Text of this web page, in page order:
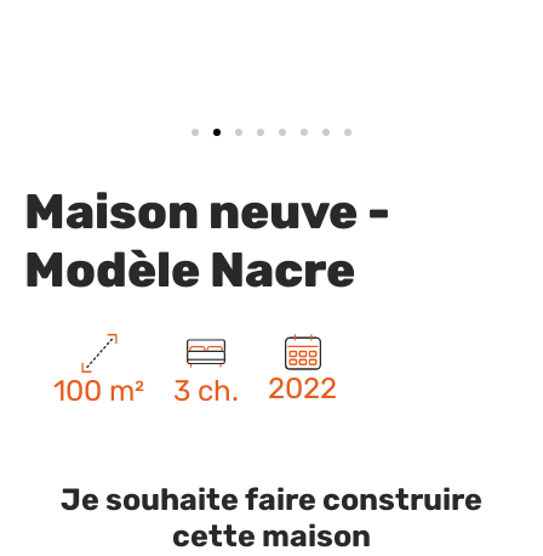
Maison neuve -
Modèle Nacre
100 m² 3 ch. 2022
Je souhaite faire construire
cette maison